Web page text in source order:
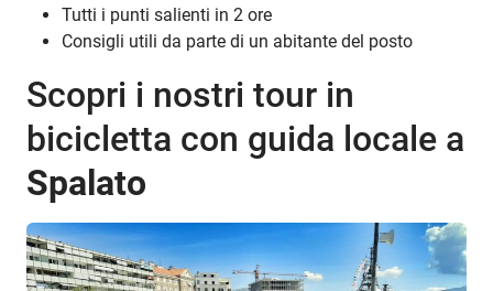
Tutti i punti salienti in 2 ore
Consigli utili da parte di un abitante del posto
Scopri i nostri tour in
bicicletta con guida locale a
Spalato